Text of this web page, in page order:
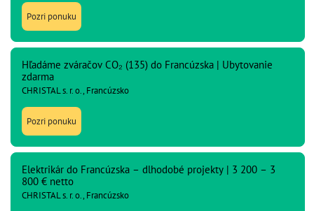
Pozri ponuku
Hľadáme zváračov CO₂ (135) do Francúzska | Ubytovanie
zdarma
CHRISTAL s. r. o., Francúzsko
Pozri ponuku
Elektrikár do Francúzska – dlhodobé projekty | 3 200 – 3
800 € netto
CHRISTAL s. r. o., Francúzsko